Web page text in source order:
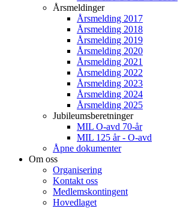
Årsmeldinger
Årsmelding 2017
Årsmelding 2018
Årsmelding 2019
Årsmelding 2020
Årsmelding 2021
Årsmelding 2022
Årsmelding 2023
Årsmelding 2024
Årsmelding 2025
Jubileumsberetninger
MIL O-avd 70-år
MIL 125 år - O-avd
Åpne dokumenter
Om oss
Organisering
Kontakt oss
Medlemskontingent
Hovedlaget